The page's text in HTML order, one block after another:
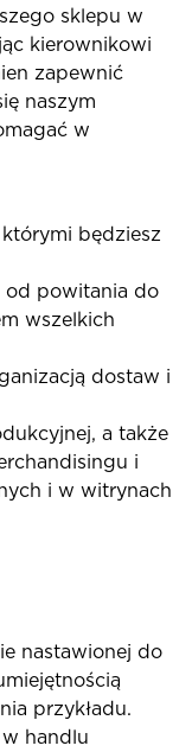
sklepu w
kierownikowi
zapewnić
naszym
w
będziesz
od powitania do
wszelkich
dostaw i
a także
i
i w witrynach
nastawionej do
przykładu.
handlu